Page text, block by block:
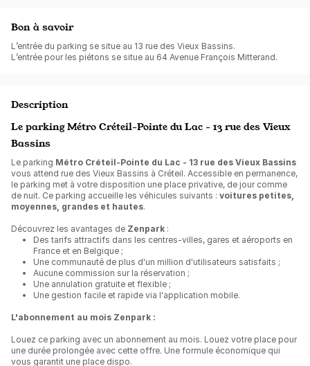
Bon à savoir
L’entrée du parking se situe au 13 rue des Vieux Bassins.
L’entrée pour les piétons se situe au 64 Avenue François Mitterand.
Description
Le parking Métro Créteil-Pointe du Lac - 13 rue des Vieux
Bassins
Le parking Métro Créteil-Pointe du Lac - 13 rue des Vieux Bassins
vous attend rue des Vieux Bassins à Créteil. Accessible en permanence,
le parking met à votre disposition une place privative, de jour comme
de nuit. Ce parking accueille les véhicules suivants : voitures petites,
moyennes, grandes et hautes.
Découvrez les avantages de Zenpark :
Des tarifs attractifs dans les centres-villes, gares et aéroports en
France et en Belgique ;
Une communauté de plus d'un million d'utilisateurs satisfaits ;
Aucune commission sur la réservation ;
Une annulation gratuite et flexible ;
Une gestion facile et rapide via l'application mobile.
L'abonnement au mois Zenpark :
Louez ce parking avec un abonnement au mois. Louez votre place pour
une durée prolongée avec cette offre. Une formule économique qui
vous garantit une place dispo.